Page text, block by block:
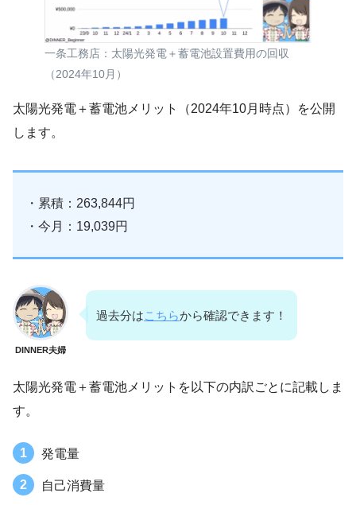
一条工務店：太陽光発電＋蓄電池設置費用の回収
（2024年10月）
太陽光発電＋蓄電池メリット（2024年10月時点）を公開
します。
・累積：263,844円
・今月：19,039円
DINNER夫婦
過去分はこちらから確認できます！
太陽光発電＋蓄電池メリットを以下の内訳ごとに記載しま
す。
発電量
自己消費量